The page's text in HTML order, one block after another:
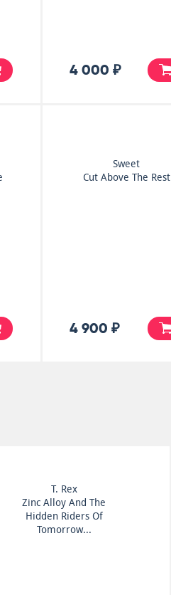
4 000 ₽
Sweet
Cut Above The Rest
4 900 ₽
T. Rex
Zinc Alloy And The
Hidden Riders Of
Tomorrow...